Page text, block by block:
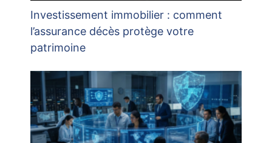
Investissement immobilier : comment
l’assurance décès protège votre
patrimoine